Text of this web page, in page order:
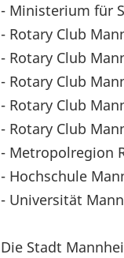
- Ministerium für
- Rotary Club
- Rotary Club
- Rotary Club
- Rotary Club
- Rotary Club
- Metropolregion
- Hochschule
- Universität
Die Stadt